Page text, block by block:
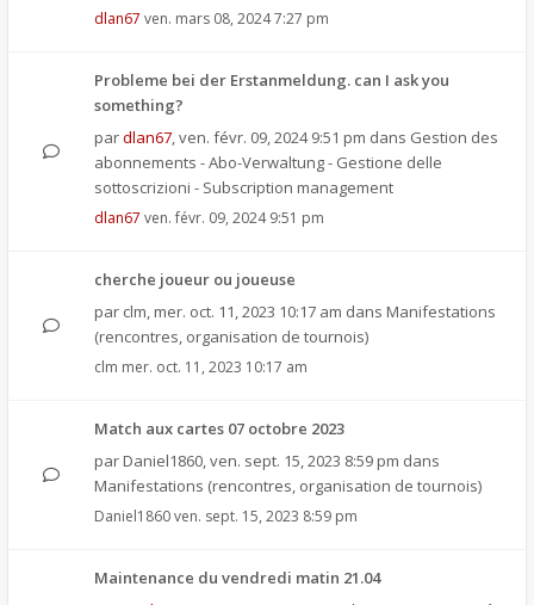
dlan67 ven. mars 08, 2024 7:27 pm
Probleme bei der Erstanmeldung. can I ask you
something?
pardlan67,ven. févr. 09, 2024 9:51 pm dans Gestion des
abonnements - Abo-Verwaltung - Gestione delle
sottoscrizioni - Subscription management
dlan67 ven. févr. 09, 2024 9:51 pm
cherche joueur ou joueuse
par clm, mer. oct. 11, 2023 10:17 am dans Manifestations
(rencontres, organisation de tournois)
clm mer. oct. 11, 2023 10:17 am
Match aux cartes 07 octobre 2023
par Daniel1860,ven. sept. 15, 2023 8:59 pm dans
Manifestations (rencontres, organisation de tournois)
Daniel1860ven. sept. 15, 2023 8:59 pm
Maintenance du vendredi matin 21.04